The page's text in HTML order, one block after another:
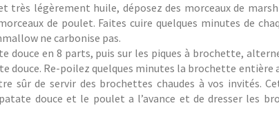
très légèrement huile, déposez des morceaux de
de poulet. Faites cuire quelques minutes de
ne carbonise pas.
douce en 8 parts, puis sur les piques à brochette,
douce. Re-poilez quelques minutes la brochette entière
sûr de servir des brochettes chaudes à vos invités.
douce et le poulet a l’avance et de dresser les